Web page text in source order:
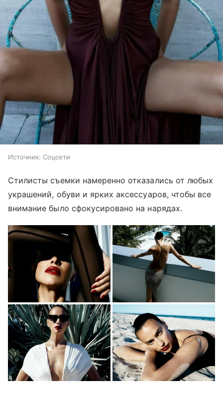
Источник: Соцсети
Стилисты съемки намеренно отказались от любых
украшений, обуви и ярких аксессуаров, чтобы все
внимание было сфокусировано на нарядах.